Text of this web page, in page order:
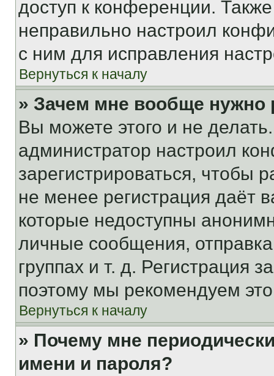
доступ к конференции.
неправильно настроил
с ним для исправления
Вернуться к началу
» Зачем мне вообще нужно
Вы можете этого и не
администратор настроил
зарегистрироваться, чтобы
не менее регистрация даёт
которые недоступны
личные сообщения,
группах и т. д. Регистрация
поэтому мы рекомендуем
Вернуться к началу
» Почему мне
имени и пароля?